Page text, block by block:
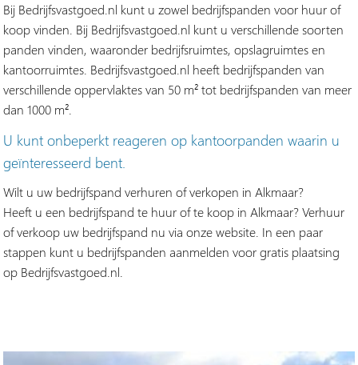
Bij Bedrijfsvastgoed.nl kunt u zowel bedrijfspanden voor huur of
koop vinden. Bij Bedrijfsvastgoed.nl kunt u verschillende soorten
panden vinden, waaronder bedrijfsruimtes, opslagruimtes en
kantoorruimtes. Bedrijfsvastgoed.nl heeft bedrijfspanden van
verschillende oppervlaktes van 50 m² tot bedrijfspanden van meer
dan 1000 m².
U kunt onbeperkt reageren op kantoorpanden waarin u
geïnteresseerd bent.
Wilt u uw bedrijfspand verhuren of verkopen in Alkmaar?
Heeft u een bedrijfspand te huur of te koop in Alkmaar? Verhuur
of verkoop uw bedrijfspand nu via onze website. In een paar
stappen kunt u bedrijfspanden aanmelden voor gratis plaatsing
op Bedrijfsvastgoed.nl.